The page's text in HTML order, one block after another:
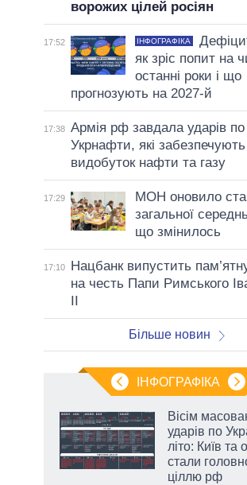
ворожих цілей росіян
17:52 ІНФОГРАФІКА
як зріс попит на
останні роки і що
прогнозують на 2027-й
17:38 Армія рф завдала ударів по
Укрнафти, які забезпечують
видобуток нафти та газу
17:29
МОН оновило
загальної
що змінилось
17:10
Нацбанк випустить
на честь Папи Римського
Більше новин
ІНФОГРАФІКА
Вісім
ударів по
літо: Київ та
стали
ціллю рф